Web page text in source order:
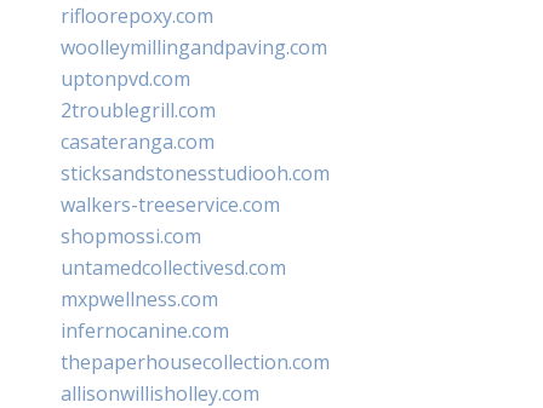
rifloorepoxy.com
woolleymillingandpaving.com
uptonpvd.com
2troublegrill.com
casateranga.com
sticksandstonesstudiooh.com
walkers-treeservice.com
shopmossi.com
untamedcollectivesd.com
mxpwellness.com
infernocanine.com
thepaperhousecollection.com
allisonwillisholley.com